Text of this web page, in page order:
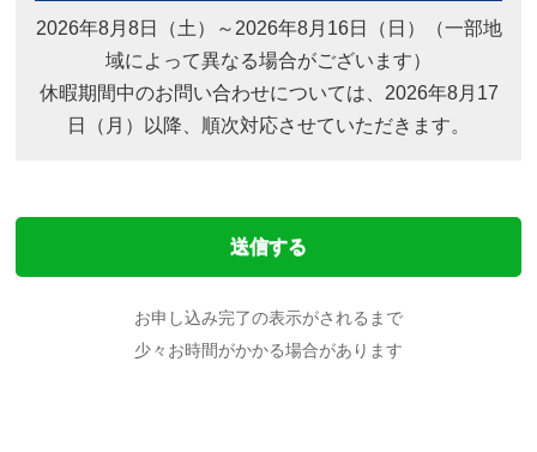
2026年8月8日（土）～2026年8月16日（日）（一部地
域によって異なる場合がございます）
休暇期間中のお問い合わせについては、2026年8月17
日（月）以降、順次対応させていただきます。
お申し込み完了の表示がされるまで
少々お時間がかかる場合があります